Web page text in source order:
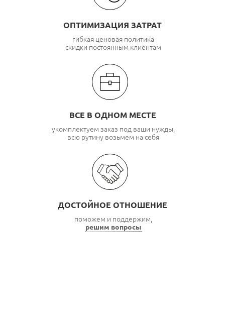
ОПТИМИЗАЦИЯ ЗАТРАТ
гибкая ценовая политика
скидки постоянным клиентам
ВСЕ В ОДНОМ МЕСТЕ
укомплектуем заказ под ваши нужды,
всю рутину возьмем на себя
ДОСТОЙНОЕ ОТНОШЕНИЕ
поможем и поддержим,
решим вопросы